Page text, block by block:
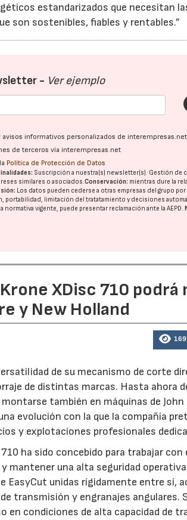
estandarizados que necesitan
son sostenibles, fiables y rentables.”
- Ver ejemplo
informativos personalizados de interempresas.net
de terceros vía interempresas.net
Política de Protección de Datos
Suscripción a nuestra(s) newsletter(s). Gestión de
similares o asociados.Conservación: mientras dure la
Los datos pueden cederse a otras empresas del grupo
limitación del tratatamiento y decisiones
normativa vigente, puede presentar reclamación ante laAEPD.
XDisc 710 podrá
y New Holland
de su mecanismo de corte
de distintas marcas. Hasta ahora
también en máquinas de
evolución con la que la compañía
y explotaciones profesionales
ha sido concebido para trabajar con
mantener una alta seguridad
EasyCut unidas rígidamente entre sí,
transmisión y engranajes angulares.
condiciones de alta capacidad de